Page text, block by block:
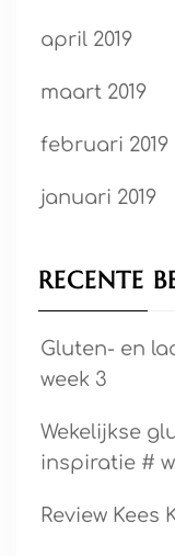
april 2019
maart 2019
februari 2019
januari 2019
RECENTE
Gluten- en
week 3
Wekelijkse
inspiratie #
Review Kees